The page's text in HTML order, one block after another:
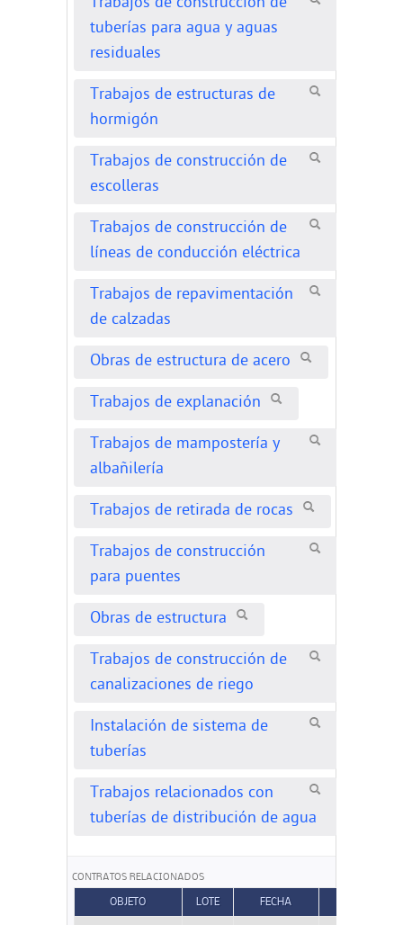
Trabajos de construcción de
tuberías para agua y aguas
residuales
Trabajos de estructuras de
hormigón
Trabajos de construcción de
escolleras
Trabajos de construcción de
líneas de conducción eléctrica
Trabajos de repavimentación
de calzadas
Obras de estructura de acero
Trabajos de explanación
Trabajos de mampostería y
albañilería
Trabajos de retirada de rocas
Trabajos de construcción
para puentes
Obras de estructura
Trabajos de construcción de
canalizaciones de riego
Instalación de sistema de
tuberías
Trabajos relacionados con
tuberías de distribución de agua
CONTRATOS RELACIONADOS
OBJETO LOTE FECHA